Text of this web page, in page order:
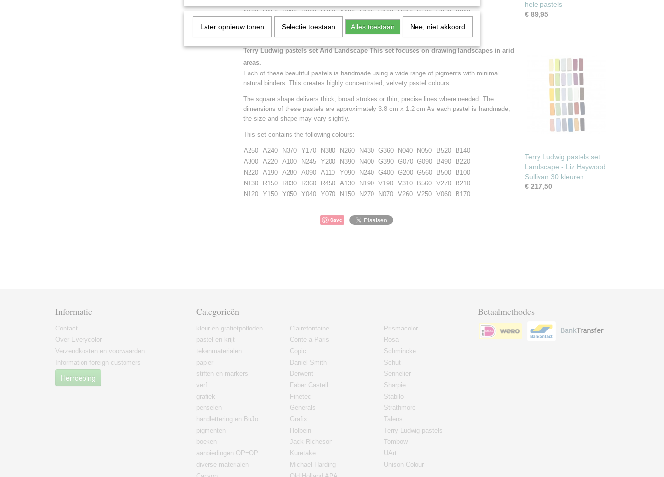
N130
R150 R030 R360 R450 A130 N190 V190 V310 B560 V270
B210
N120
Y050 Y040 Y070 N150 N270 N070 V260 V250 V060
B170
* * * * * * * * * * * *
Terry Ludwig pastels set Arid Landscape This set focuses on drawing landscapes in arid
areas.
Each of these beautiful pastels is handmade using a wide range of pigments with minimal
natural binders. This creates highly concentrated, velvety pastel colours.
The square shape delivers thick, broad strokes or thin, precise lines where needed. The
dimensions of these pastels are approximately 3.8 cm x 1.2 cm As each pastel is handmade,
the size and shape may vary slightly.
This set contains the following colours:
A250 A240 N370 Y170 N380 N260 N430 G360 N040 N050 B520
B140
A300 A220 A100 N245 Y200 N390 N400 G390 G070 G090 B490
B220
N220 A190 A280 A090 A110 Y090 N240 G400 G200 G560 B500
B100
N130
R150 R030 R360 R450 A130 N190 V190 V310 B560 V270
B210
N120 Y150 Y050 Y040 Y070 N150 N270 N070 V260 V250 V060 B170
Save
hele pastels
€ 89,95
Terry Ludwig pastels set
Landscape - Liz Haywood
Sullivan 30 kleuren
€ 217,50
Informatie
Contact
Over Everycolor
Verzendkosten en voorwaarden
Information foreign customers
Herroeping
Categorieën
kleur en grafietpotloden
pastel en krijt
tekenmaterialen
papier
stiften en markers
verf
grafiek
penselen
handlettering en BuJo
pigmenten
boeken
aanbiedingen OP=OP
diverse materialen
Clairefontaine
Conte a Paris
Copic
Daniel Smith
Derwent
Faber Castell
Finetec
Generals
Grafix
Holbein
Jack Richeson
Kuretake
Michael Harding
Prismacolor
Rosa
Schmincke
Schut
Sennelier
Sharpie
Stabilo
Strathmore
Talens
Terry Ludwig pastels
Tombow
UArt
Unison Colour
Betaalmethodes
Later opnieuw tonen Selectie toestaan Alles toestaan Nee, niet akkoord